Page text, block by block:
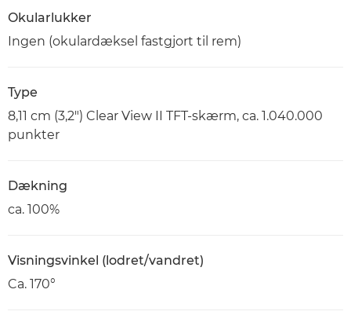
Okularlukker
Ingen (okulardæksel fastgjort til rem)
Type
8,11 cm (3,2") Clear View II TFT-skærm, ca. 1.040.000
punkter
Dækning
ca. 100%
Visningsvinkel (lodret/vandret)
Ca. 170°